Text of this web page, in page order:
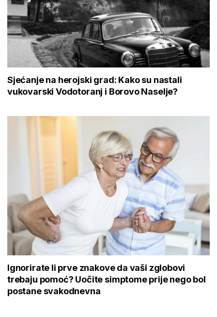
Sjećanje na herojski grad: Kako su nastali
vukovarski Vodotoranj i Borovo Naselje?
Ignorirate li prve znakove da vaši zglobovi
trebaju pomoć? Uočite simptome prije nego bol
postane svakodnevna